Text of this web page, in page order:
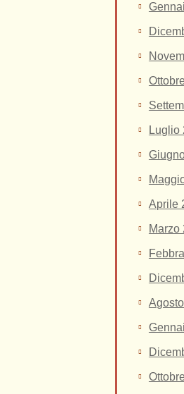
Luglio
Aprile
Marzo